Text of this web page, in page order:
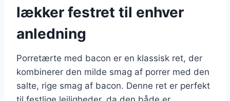
lækker festret til enhver
anledning
Porretærte med bacon er en klassisk ret, der
kombinerer den milde smag af porrer med den
salte, rige smag af bacon. Denne ret er perfekt